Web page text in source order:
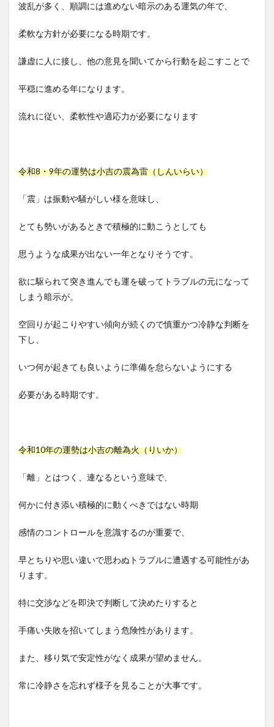
波乱が多く、順調には進めない暗示のある運気の年で、
柔軟な方針が必要になる時期です。
謙虚に人に接し、他の意見を聞いてから行動を起こすことで
平穏に進める年になります。
流れに従い、柔軟性や適応力が必要になります
令和8・9年の運勢は小吉の震為雷（しんいらい）
「震」は振動や騒がしい様を意味し、
とても勢いがあるときで積極的に動こうとしても
思うような成果が出ない一年となりそうです。
欲に駆られて突き進んでも運を破ってトラブルの元になって
しまう暗示が。
空回りが起こりやすい傾向が続くので慎重かつ冷静な判断を
下し、
いつ何が起きても良いように準備を怠らないようにする
必要がある時期です。
令和10年の運勢は小吉の離為火（りいか）
「離」とはつく、連なるという意味で、
何かに付き添い積極的に動くべきではない時期
感情のコントロールを意識するのが重要で、
早とちりや思い違いで思わぬトラブルに遭遇する可能性があ
ります。
特に交渉などを即決で判断して決めたりすると
手痛い失敗を招いてしまう危険性があります。
また、移り気で安定性がなく成果が望めません。
常に冷静さを忘れず様子を見ることが大事です。